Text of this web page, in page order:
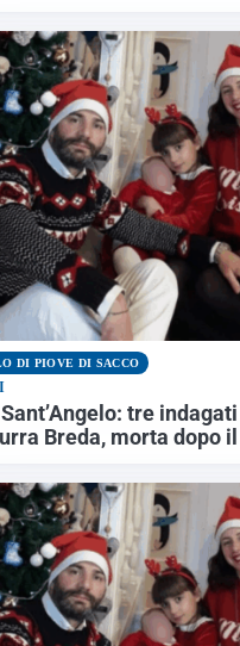
DI PIOVE DI SACCO
tre
Breda, morta dopo